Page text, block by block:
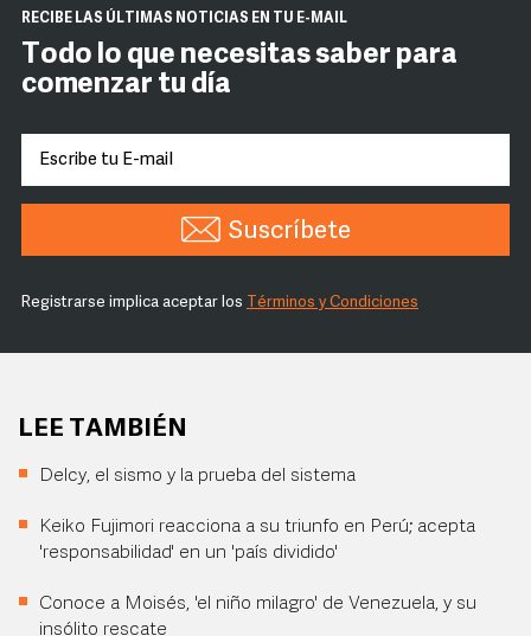
RECIBE LAS ÚLTIMAS NOTICIAS EN TU E-MAIL
Todo lo que necesitas saber para
comenzar tu día
Suscríbete
Registrarse implica aceptar los Términos y Condiciones
LEE TAMBIÉN
Delcy, el sismo y la prueba del sistema
Keiko Fujimori reacciona a su triunfo en Perú; acepta
'responsabilidad' en un 'país dividido'
Conoce a Moisés, 'el niño milagro' de Venezuela, y su
insólito rescate